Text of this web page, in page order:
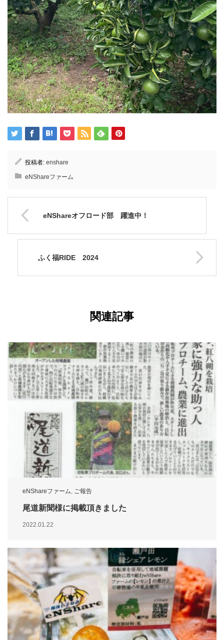
投稿者: enshare
eNShareファーム
eNShareオフロード部 躍進中！
ふく福RIDE 2024
関連記事
eNShareファーム ご報告
尾道新聞様に掲載頂きました
2022.01.22